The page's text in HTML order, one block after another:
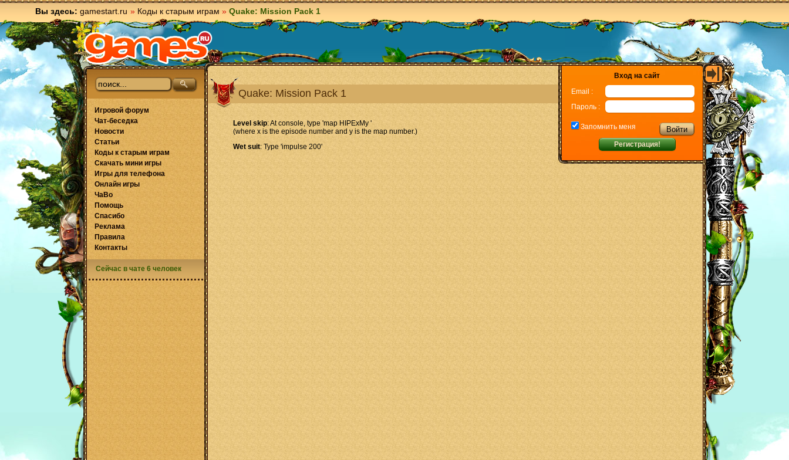
Вы здесь: gamestart.ru » Коды к старым играм » Quake: Mission Pack 1
Вход на сайт
Email :
Пароль :
Запомнить меня
Регистрация!
Quake: Mission Pack 1
Level skip: At console, type 'map HIPExMy '
(where x is the episode number and y is the map number.)
Wet suit: Type 'impulse 200'
Игровой форум
Чат-беседка
Новости
Статьи
Коды к старым играм
Скачать мини игры
Игры для телефона
Онлайн игры
ЧаВо
Помощь
Спасибо
Реклама
Правила
Контакты
Сейчас в чате 6 человек